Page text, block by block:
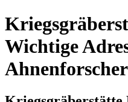
Wichtige
Ahnenforscher